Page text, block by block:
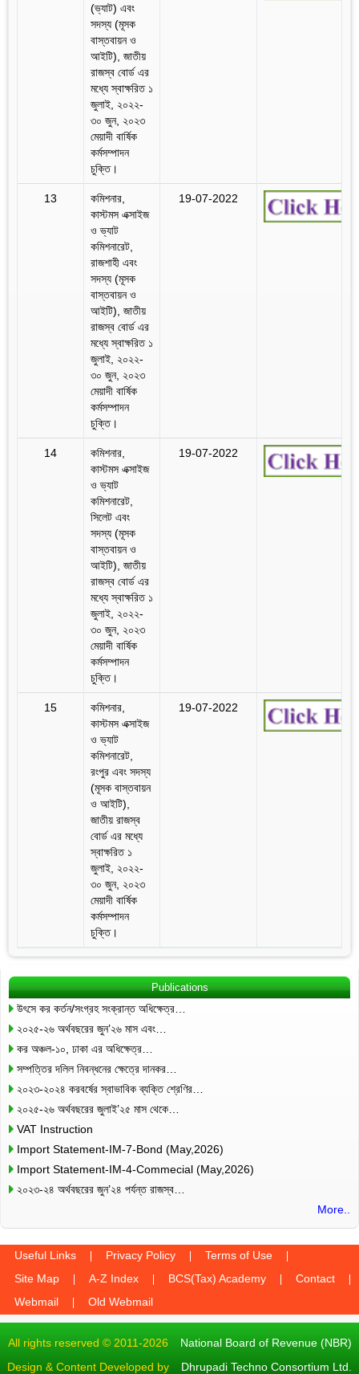
(ভ্যাট) এবং
সদস্য (মূসক
বাস্তবায়ন ও
আইটি), জাতীয়
রাজস্ব বোর্ড এর
মধ্যে স্বাক্ষরিত ১
জুলাই, ২০২২-
৩০ জুন, ২০২৩
মেয়াদী বার্ষিক
কর্মসম্পাদন
চুক্তি।
13
কমিশনার,
কাস্টমস এক্সাইজ
ও ভ্যাট
কমিশনারেট,
রাজশাহী এবং
সদস্য (মূসক
বাস্তবায়ন ও
আইটি), জাতীয়
রাজস্ব বোর্ড এর
মধ্যে স্বাক্ষরিত ১
জুলাই, ২০২২-
৩০ জুন, ২০২৩
মেয়াদী বার্ষিক
কর্মসম্পাদন
চুক্তি।
19-07-2022
14
কমিশনার,
কাস্টমস এক্সাইজ
ও ভ্যাট
কমিশনারেট,
সিলেট এবং
সদস্য (মূসক
বাস্তবায়ন ও
আইটি), জাতীয়
রাজস্ব বোর্ড এর
মধ্যে স্বাক্ষরিত ১
জুলাই, ২০২২-
৩০ জুন, ২০২৩
মেয়াদী বার্ষিক
কর্মসম্পাদন
চুক্তি।
19-07-2022
15
কমিশনার,
কাস্টমস এক্সাইজ
ও ভ্যাট
কমিশনারেট,
রংপুর এবং সদস্য
(মূসক বাস্তবায়ন
ও আইটি),
জাতীয় রাজস্ব
বোর্ড এর মধ্যে
স্বাক্ষরিত ১
জুলাই, ২০২২-
৩০ জুন, ২০২৩
মেয়াদী বার্ষিক
কর্মসম্পাদন
চুক্তি।
19-07-2022
Publications
উৎসে কর কর্তন/সংগ্রহ সংক্রান্ত অধিক্ষেত্র…
২০২৫-২৬ অর্থবছরের জুন’২৬ মাস এবং…
কর অঞ্চল-১০, ঢাকা এর অধিক্ষেত্র…
সম্পত্তির দলিল নিবন্ধনের ক্ষেত্রে দানকর…
২০২৩-২০২৪ করবর্ষের স্বাভাবিক ব্যক্তি শ্রেণির…
২০২৫-২৬ অর্থবছরের জুলাই’২৫ মাস থেকে…
VAT Instruction
Import Statement-IM-7-Bond (May,2026)
Import Statement-IM-4-Commecial (May,2026)
২০২৩-২৪ অর্থবছরের জুন’২৪ পর্যন্ত রাজস্ব…
More..
Useful Links Privacy Policy
Terms of Use
Site Map
A-Z Index BCS(Tax) Academy
Contact
Webmail
Old Webmail
All rights reserved © 2011-2026 National Board of Revenue (NBR)
Design & Content Developed by Dhrupadi Techno Consortium Ltd.